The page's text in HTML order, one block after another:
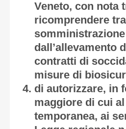
Veneto, con nota
ricomprendere
dall’allevamento
contratti di
misure di
di autorizzare, in
maggiore di cui
temporanea, ai